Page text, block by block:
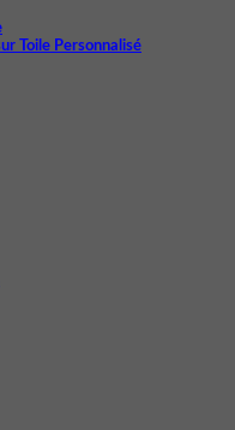
Toile Personnalisé